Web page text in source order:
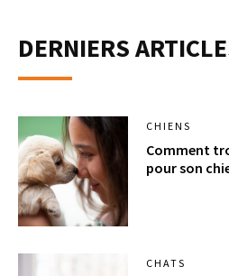
DERNIERS
CHIENS
Comment
pour son
CHATS